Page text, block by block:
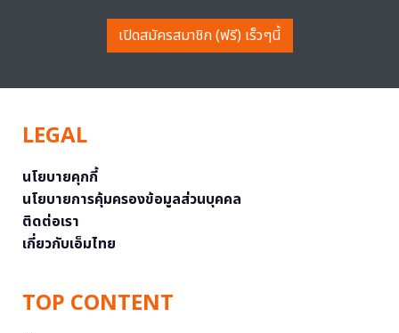
เปิดสมัครสมาชิก (ฟรี) เร็วๆนี้
LEGAL
นโยบายคุกกี้
นโยบายการคุ้มครองข้อมูลส่วนบุคคล
ติดต่อเรา
เกี่ยวกับเอ็มไทย
TOP CONTENT